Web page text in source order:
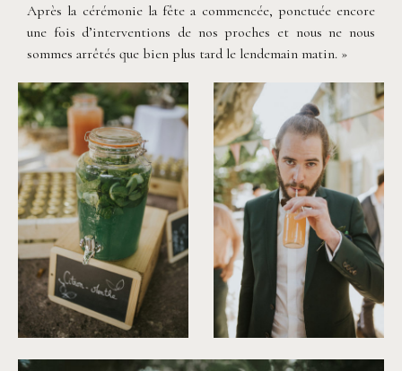
Après la cérémonie la fête a commencée, ponctuée encore
une fois d’interventions de nos proches et nous ne nous
sommes arrêtés que bien plus tard le lendemain matin. »